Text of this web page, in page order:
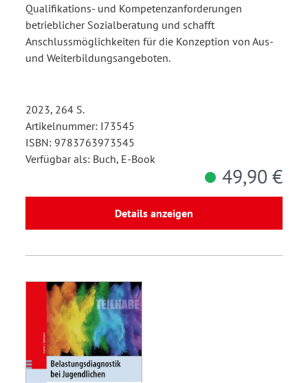
Qualifikations- und Kompetenzanforderungen
betrieblicher Sozialberatung und schafft
Anschlussmöglichkeiten für die Konzeption von Aus-
und Weiterbildungsangeboten.
2023, 264 S.
Artikelnummer: I73545
ISBN: 9783763973545
Verfügbar als: Buch, E-Book
49,90 €
Details anzeigen